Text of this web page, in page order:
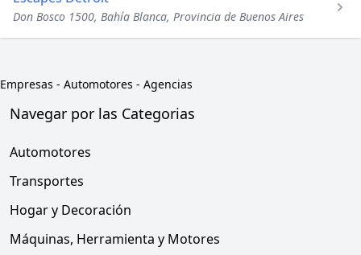
Don Bosco 1500, Bahía Blanca, Provincia de Buenos Aires
Empresas - Automotores - Agencias
Navegar por las Categorias
Automotores
Transportes
Hogar y Decoración
Máquinas, Herramienta y Motores